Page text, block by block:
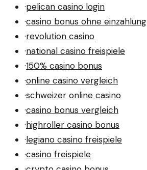
·pelican casino login
·casino bonus ohne einzahlung
·revolution casino
·national casino freispiele
·150% casino bonus
·online casino vergleich
·schweizer online casino
·casino bonus vergleich
·highroller casino bonus
·legiano casino freispiele
·casino freispiele